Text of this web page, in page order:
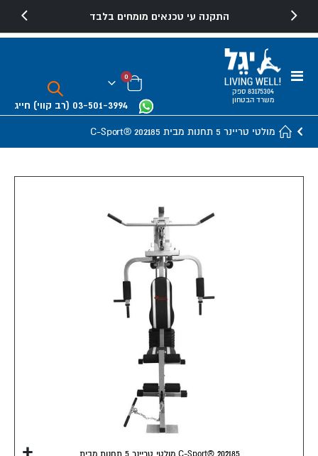
התקנה עי טכנאים מומחים בלבד
Toggle
83175304 ספק
משרד הבטחון
03-501-3994 (רב קווי) חייג
Cart
0פריטים
מולטי טריינר 5 תחנות מבית C-Sport® 202185